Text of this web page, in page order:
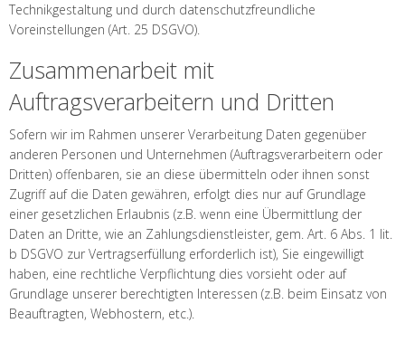
Technikgestaltung und durch datenschutzfreundliche
Voreinstellungen (Art. 25 DSGVO).
Zusammenarbeit mit
Auftragsverarbeitern und Dritten
Sofern wir im Rahmen unserer Verarbeitung Daten gegenüber
anderen Personen und Unternehmen (Auftragsverarbeitern oder
Dritten) offenbaren, sie an diese übermitteln oder ihnen sonst
Zugriff auf die Daten gewähren, erfolgt dies nur auf Grundlage
einer gesetzlichen Erlaubnis (z.B. wenn eine Übermittlung der
Daten an Dritte, wie an Zahlungsdienstleister, gem. Art. 6 Abs. 1 lit.
b DSGVO zur Vertragserfüllung erforderlich ist), Sie eingewilligt
haben, eine rechtliche Verpflichtung dies vorsieht oder auf
Grundlage unserer berechtigten Interessen (z.B. beim Einsatz von
Beauftragten, Webhostern, etc.).